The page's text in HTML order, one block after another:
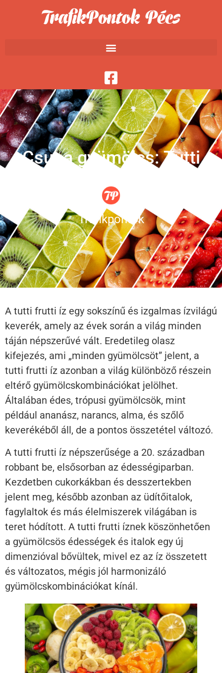
Csupa gyümölcs: Tutti
Trafikpontok
A tutti frutti íz egy sokszínű és izgalmas ízvilágú
keverék, amely az évek során a világ minden
táján népszerűvé vált. Eredetileg olasz
kifejezés, ami „minden gyümölcsöt” jelent, a
tutti frutti íz azonban a világ különböző részein
eltérő gyümölcskombinációkat jelölhet.
Általában édes, trópusi gyümölcsök, mint
például ananász, narancs, alma, és szőlő
keverékéből áll, de a pontos összetétel változó.
A tutti frutti íz népszerűsége a 20. században
robbant be, elsősorban az édességiparban.
Kezdetben cukorkákban és desszertekben
jelent meg, később azonban az üdítőitalok,
fagylaltok és más élelmiszerek világában is
teret hódított. A tutti frutti íznek köszönhetően
a gyümölcsös édességek és italok egy új
dimenzióval bővültek, mivel ez az íz összetett
és változatos, mégis jól harmonizáló
gyümölcskombinációkat kínál.